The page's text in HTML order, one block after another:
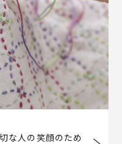
な人の笑顔のため